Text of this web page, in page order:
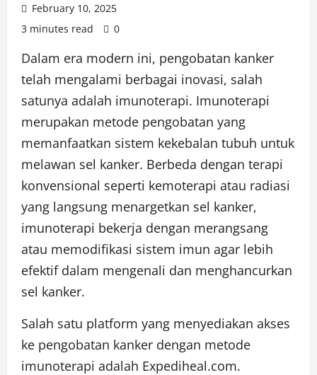
February 10, 2025
3 minutes read
0
Dalam era modern ini, pengobatan kanker
telah mengalami berbagai inovasi, salah
satunya adalah imunoterapi. Imunoterapi
merupakan metode pengobatan yang
memanfaatkan sistem kekebalan tubuh untuk
melawan sel kanker. Berbeda dengan terapi
konvensional seperti kemoterapi atau radiasi
yang langsung menargetkan sel kanker,
imunoterapi bekerja dengan merangsang
atau memodifikasi sistem imun agar lebih
efektif dalam mengenali dan menghancurkan
sel kanker.
Salah satu platform yang menyediakan akses
ke pengobatan kanker dengan metode
imunoterapi adalah Expediheal.com.